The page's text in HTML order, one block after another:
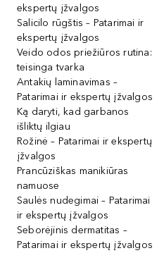
ekspertų įžvalgos
Salicilo rūgštis – Patarimai ir
ekspertų įžvalgos
Veido odos priežiūros rutina:
teisinga tvarka
Antakių laminavimas –
Patarimai ir ekspertų įžvalgos
Ką daryti, kad garbanos
išliktų ilgiau
Rožinė – Patarimai ir ekspertų
įžvalgos
Prancūziškas manikiūras
namuose
Saulės nudegimai – Patarimai
ir ekspertų įžvalgos
Seborėjinis dermatitas –
Patarimai ir ekspertų įžvalgos